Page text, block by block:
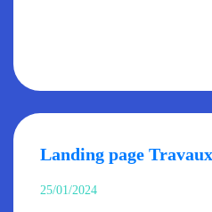
Landing page Travaux
25/01/2024